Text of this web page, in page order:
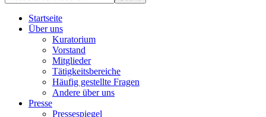
Startseite
Über uns
Kuratorium
Vorstand
Mitglieder
Tätigkeitsbereiche
Häufig gestellte Fragen
Andere über uns
Presse
Pressespiegel